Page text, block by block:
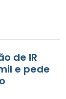
de IR
e pede